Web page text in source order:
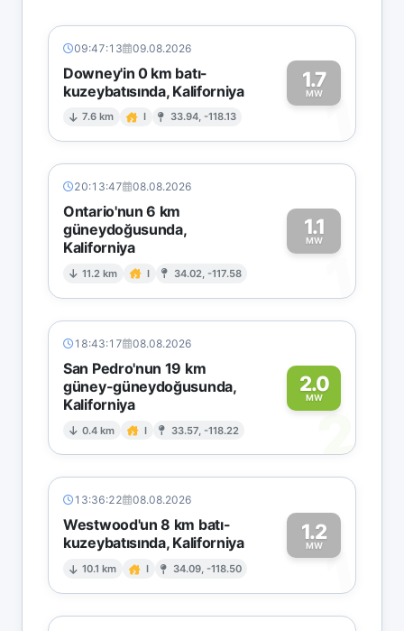
09:47:13 09.08.2026
Downey'in 0 km batı-
kuzeybatısında, Kaliforniya
7.6 km I 33.94, -118.13
1.7
MW1
20:13:47 08.08.2026
Ontario'nun 6 km
güneydoğusunda,
Kaliforniya
11.2 km I 34.02, -117.58
1.1
MW
1
18:43:17 08.08.2026
San Pedro'nun 19 km
güney-güneydoğusunda,
Kaliforniya
0.4 km I 33.57, -118.22
2.0
MW
2
13:36:22 08.08.2026
Westwood'un 8 km batı-
kuzeybatısında, Kaliforniya
10.1 km I 34.09, -118.50
1.2
MW1